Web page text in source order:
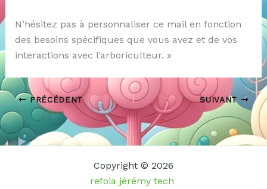
N’hésitez pas à personnaliser ce mail en fonction
des besoins spécifiques que vous avez et de vos
interactions avec l’arboriculteur. »
PRÉCÉDENT SUIVANT
Copyright © 2026
refoia jérémy tech